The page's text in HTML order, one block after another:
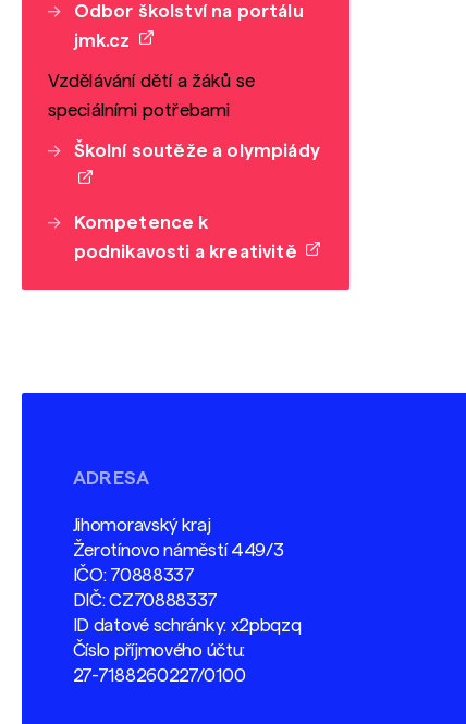
Odbor školství na portálu
jmk.cz
Vzdělávání dětí a žáků se
speciálními potřebami
Školní soutěže a olympiády
Kompetence k
podnikavosti a kreativitě
ADRESA
Jihomoravský kraj
Žerotínovo náměstí 449/3
IČO: 70888337
DIČ: CZ70888337
ID datové schránky: x2pbqzq
Číslo příjmového účtu:
27-7188260227/0100